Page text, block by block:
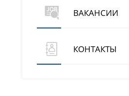
ВАКАНСИИ
КОНТАКТЫ